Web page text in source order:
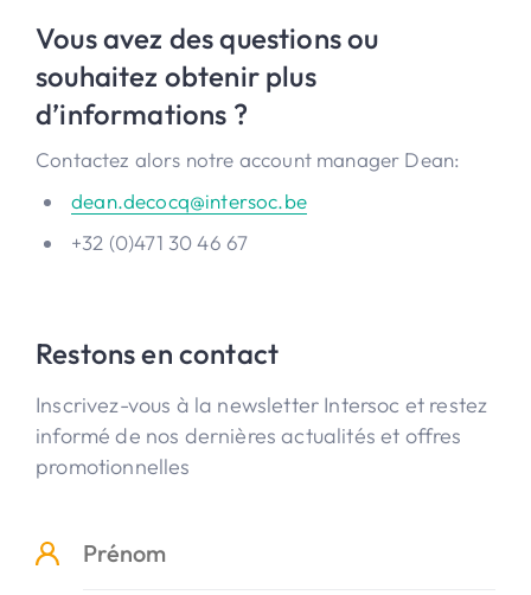
Vous avez des questions ou
souhaitez obtenir plus
d’informations ?
Contactez alors notre account manager Dean:
dean.decocq@intersoc.be
+32 (0)471 30 46 67
Restons en contact
Inscrivez-vous à la newsletter Intersoc et restez
informé de nos dernières actualités et offres
promotionnelles